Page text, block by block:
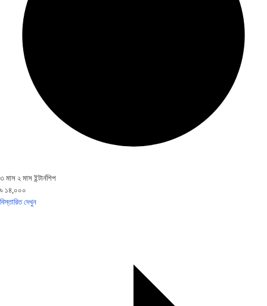
৩ মাস ২ মাস ইন্টার্নশিপ
৳ ১৪,০০০
বিস্তারিত দেখুন